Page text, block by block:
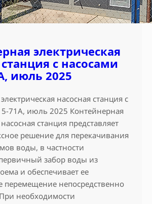
электрическая
с насосами
июль 2025
насосная станция с
71А, июль 2025 Контейнерная
станция представляет
решение для перекачивания
воды, в частности
забор воды из
и обеспечивает ее
перемещение непосредственно
необходимости